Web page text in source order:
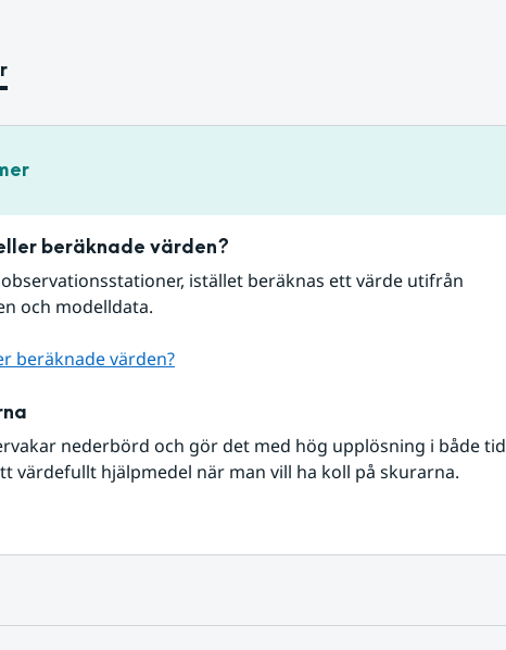
beräknade värden?
istället beräknas ett värde utifrån
och modelldata.
beräknade värden?
nederbörd och gör det med hög upplösning i både tid
värdefullt hjälpmedel när man vill ha koll på skurarna.